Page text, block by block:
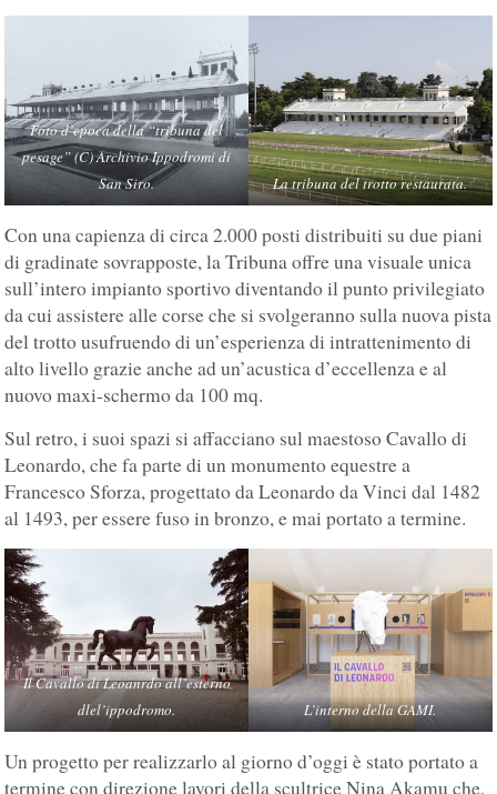
Foto d’epoca della “tribuna del
pesage” (C) Archivio Ippodromi di
San Siro.
La tribuna del trotto restaurata.
Con una capienza di circa 2.000 posti distribuiti su due piani
di gradinate sovrapposte, la Tribuna offre una visuale unica
sull’intero impianto sportivo diventando il punto privilegiato
da cui assistere alle corse che si svolgeranno sulla nuova pista
del trotto usufruendo di un’esperienza di intrattenimento di
alto livello grazie anche ad un’acustica d’eccellenza e al
nuovo maxi-schermo da 100 mq.
Sul retro, i suoi spazi si affacciano sul maestoso Cavallo di
Leonardo, che fa parte di un monumento equestre a
Francesco Sforza, progettato da Leonardo da Vinci dal 1482
al 1493, per essere fuso in bronzo, e mai portato a termine.
Il Cavallo di Leoanrdo all’esterno
dlel’ippodromo.
L’interno della GAMI.
Un progetto per realizzarlo al giorno d’oggi è stato portato a
termine con direzione lavori della scultrice Nina Akamu che,